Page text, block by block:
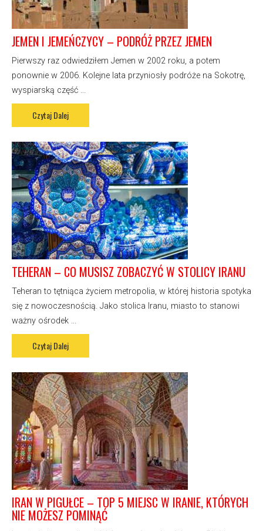
JEMEN I JEMEŃCZYCY – PODRÓŻ PRZEZ JEMEN
Pierwszy raz odwiedziłem Jemen w 2002 roku, a potem
ponownie w 2006. Kolejne lata przyniosły podróże na Sokotrę,
wyspiarską część ...
Czytaj Dalej
TEHERAN – CO MUSISZ ZOBACZYĆ W STOLICY IRANU
Teheran to tętniąca życiem metropolia, w której historia spotyka
się z nowoczesnością. Jako stolica Iranu, miasto to stanowi
ważny ośrodek ...
Czytaj Dalej
IRAN W PIGUŁCE – TOP 5 MIEJSC W IRANIE, KTÓRYCH
NIE MOŻESZ POMINĄĆ